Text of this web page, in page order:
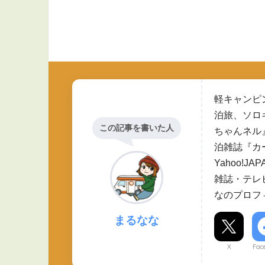
この記事を書いた人
まるなな
軽キャンピ
泊旅、ソロ
ちゃんネル
泊雑誌『カ
雑誌・テレ
なのプロフ
X